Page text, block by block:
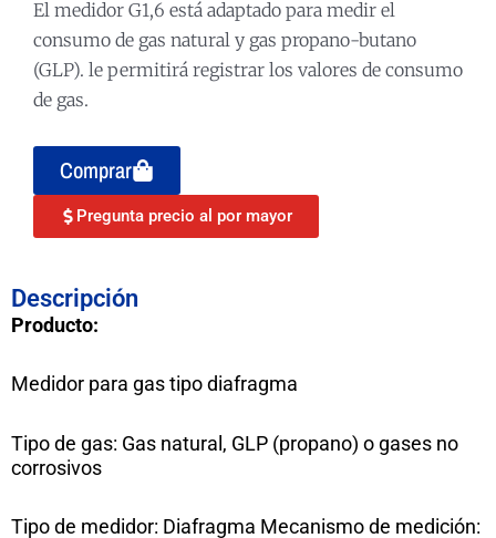
El medidor G1,6 está adaptado para medir el
consumo de gas natural y gas propano-butano
(GLP). le permitirá registrar los valores de consumo
de gas.
Comprar
Pregunta precio al por mayor
Descripción
Producto:
Medidor para gas tipo diafragma
Tipo de gas: Gas natural, GLP (propano) o gases no
corrosivos
Tipo de medidor: Diafragma Mecanismo de medición: